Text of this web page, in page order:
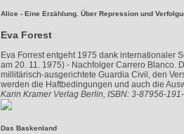
Alice - Eine Erzählung. Über Repression und
Eva Forest
Eva Forrest entgeht 1975 dank internationaler
am 20. 11. 1975) - Nachfolger Carrero Blanco.
millitärisch-ausgerichtete Guardia Civil, den
werden die Haftbedingungen und auch die
Karin Kramer Verlag Berlin, ISBN: 3-87956-
Das Baskenland